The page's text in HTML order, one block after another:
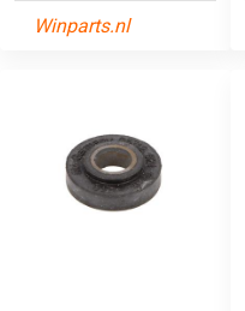
Winparts.nl